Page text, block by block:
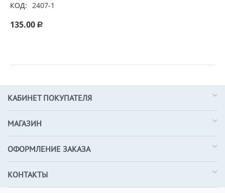
КОД: 2407-1
135.00 Р
КАБИНЕТ ПОКУПАТЕЛЯ
МАГАЗИН
ОФОРМЛЕНИЕ ЗАКАЗА
КОНТАКТЫ